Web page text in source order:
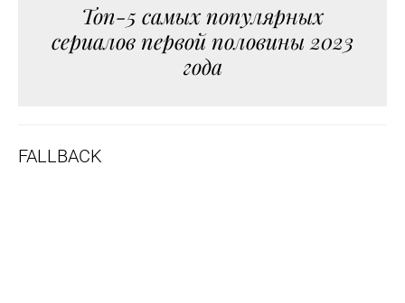
Топ-5 самых популярных
сериалов первой половины 2023
года
FALLBACK